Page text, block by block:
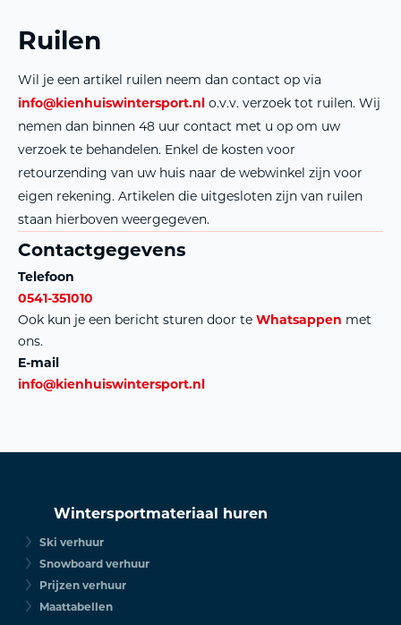
Ruilen
Wil je een artikel ruilen neem dan contact op via
info@kienhuiswintersport.nl o.v.v. verzoek tot ruilen. Wij
nemen dan binnen 48 uur contact met u op om uw
verzoek te behandelen. Enkel de kosten voor
retourzending van uw huis naar de webwinkel zijn voor
eigen rekening. Artikelen die uitgesloten zijn van ruilen
staan hierboven weergegeven.
Contactgegevens
Telefoon
0541-351010
Ook kun je een bericht sturen door te Whatsappen met
ons.
E-mail
info@kienhuiswintersport.nl
Wintersportmateriaal huren
Ski verhuur
Snowboard verhuur
Prijzen verhuur
Maattabellen